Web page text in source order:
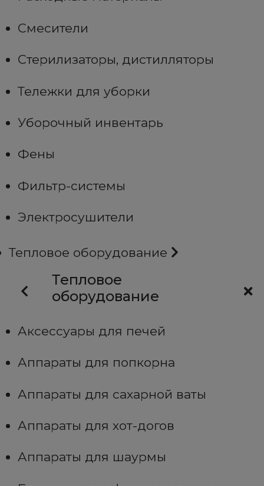
Смесители
Стерилизаторы, дистилляторы
Тележки для уборки
Уборочный инвентарь
Фены
Фильтр-системы
Электросушители
Тепловое оборудование
Тепловое
оборудование
Аксессуары для печей
Аппараты для попкорна
Аппараты для сахарной ваты
Аппараты для хот-догов
Аппараты для шаурмы